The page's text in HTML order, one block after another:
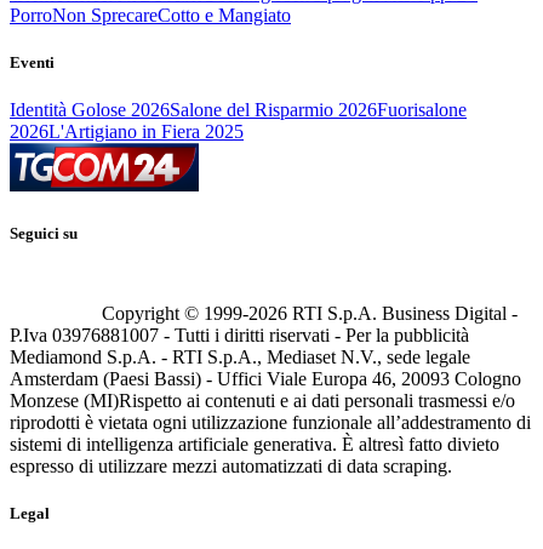
PorroNon SprecareCotto e Mangiato
Eventi
Identità Golose 2026Salone del Risparmio 2026Fuorisalone
2026L'Artigiano in Fiera 2025
Seguici su
Copyright © 1999-2026 RTI S.p.A. Business Digital -
P.Iva 03976881007 - Tutti i diritti riservati - Per la pubblicità
Mediamond S.p.A. - RTI S.p.A., Mediaset N.V., sede legale
Amsterdam (Paesi Bassi) - Uffici Viale Europa 46, 20093 Cologno
Monzese (MI)Rispetto ai contenuti e ai dati personali trasmessi e/o
riprodotti è vietata ogni utilizzazione funzionale all’addestramento di
sistemi di intelligenza artificiale generativa. È altresì fatto divieto
espresso di utilizzare mezzi automatizzati di data scraping.
Legal